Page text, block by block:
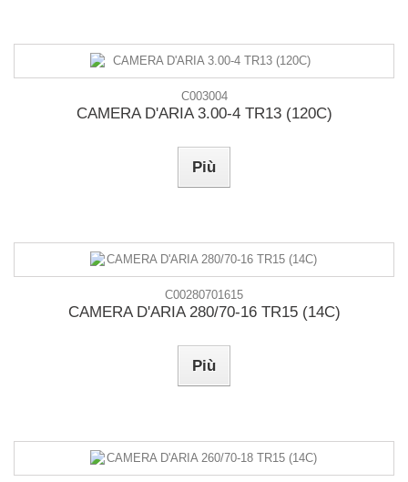
C003004
CAMERA D'ARIA 3.00-4 TR13 (120C)
Più
C00280701615
CAMERA D'ARIA 280/70-16 TR15 (14C)
Più